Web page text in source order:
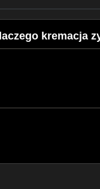
kremacja